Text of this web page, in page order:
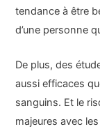
tendance à être
d’une personne
De plus, des
aussi efficaces
sanguins. Et le
majeures avec